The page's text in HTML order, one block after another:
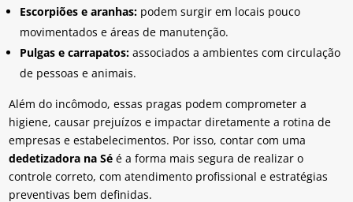
Escorpiões e aranhas: podem surgir em locais pouco
movimentados e áreas de manutenção.
Pulgas e carrapatos: associados a ambientes com circulação
de pessoas e animais.
Além do incômodo, essas pragas podem comprometer a
higiene, causar prejuízos e impactar diretamente a rotina de
empresas e estabelecimentos. Por isso, contar com uma
dedetizadora na Sé é a forma mais segura de realizar o
controle correto, com atendimento profissional e estratégias
preventivas bem definidas.